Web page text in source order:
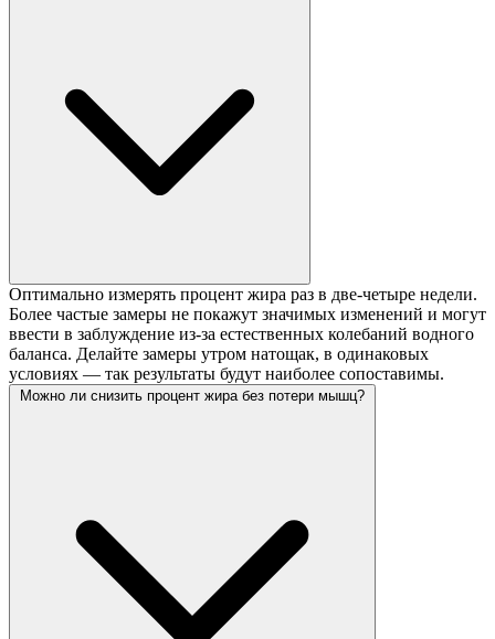
Оптимально измерять процент жира раз в две-четыре недели.
Более частые замеры не покажут значимых изменений и могут
ввести в заблуждение из-за естественных колебаний водного
баланса. Делайте замеры утром натощак, в одинаковых
условиях — так результаты будут наиболее сопоставимы.
Можно ли снизить процент жира без потери мышц?